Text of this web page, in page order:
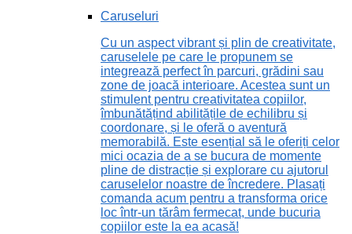
Caruseluri
Cu un aspect vibrant și plin de creativitate,
caruselele pe care le propunem se
integrează perfect în parcuri, grădini sau
zone de joacă interioare. Acestea sunt un
stimulent pentru creativitatea copiilor,
îmbunătățind abilitățile de echilibru și
coordonare, și le oferă o aventură
memorabilă. Este esențial să le oferiți celor
mici ocazia de a se bucura de momente
pline de distracție și explorare cu ajutorul
caruselelor noastre de încredere. Plasați
comanda acum pentru a transforma orice
loc într-un tărâm fermecat, unde bucuria
copiilor este la ea acasă!